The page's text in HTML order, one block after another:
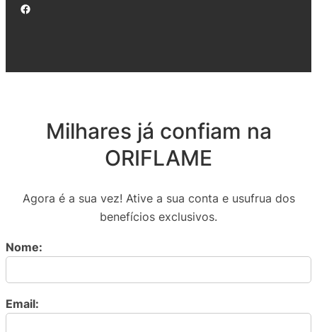
Facebook
Milhares já confiam na
ORIFLAME
Agora é a sua vez! Ative a sua conta e usufrua dos
benefícios exclusivos.
Nome:
Email: